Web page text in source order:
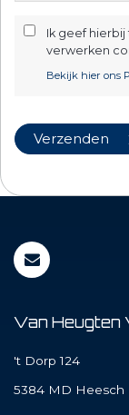
Ik geef
verwerken
Bekijk hier ons
Van Heugten
't Dorp 124
5384 MD Heesch